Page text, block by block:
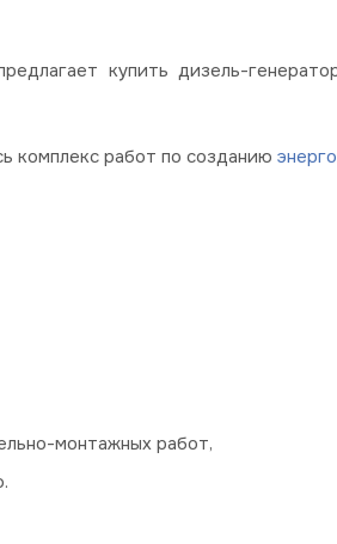
купить дизель-
комплекс работ по созданию
монтажных работ,